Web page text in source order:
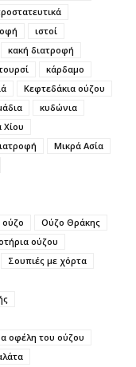
ιστοί
κακή διατροφή
κάρδαμο
Κεφτεδάκια ούζου
κυδώνια
Χίου
Μικρά Ασία
ούζο
Ούζο Θράκης
ούζου
Σουπιές με χόρτα
οφέλη του ούζου